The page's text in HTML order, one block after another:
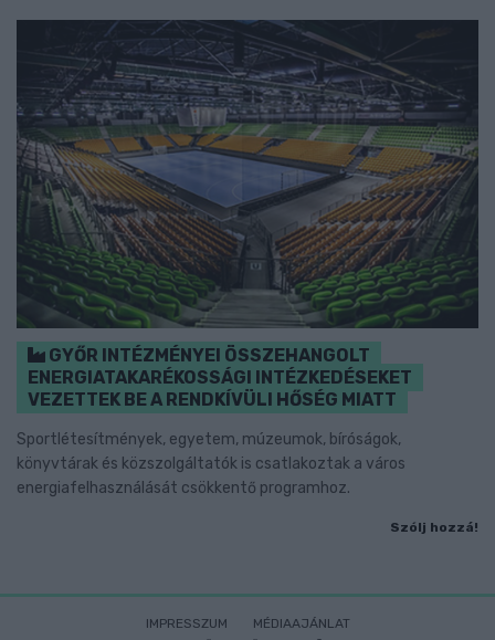
GYŐR INTÉZMÉNYEI ÖSSZEHANGOLT
ENERGIATAKARÉKOSSÁGI INTÉZKEDÉSEKET
VEZETTEK BE A RENDKÍVÜLI HŐSÉG MIATT
Sportlétesítmények, egyetem, múzeumok, bíróságok,
könyvtárak és közszolgáltatók is csatlakoztak a város
energiafelhasználását csökkentő programhoz.
Szólj hozzá!
IMPRESSZUM
MÉDIAAJÁNLAT